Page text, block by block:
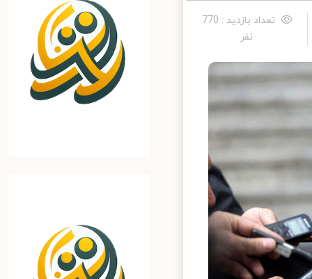
تعداد بازدید : 770
نفر